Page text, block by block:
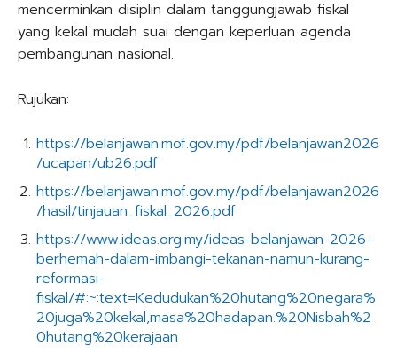
mencerminkan disiplin dalam tanggungjawab fiskal
yang kekal mudah suai dengan keperluan agenda
pembangunan nasional.
Rujukan:
https://belanjawan.mof.gov.my/pdf/belanjawan2026
/ucapan/ub26.pdf
https://belanjawan.mof.gov.my/pdf/belanjawan2026
/hasil/tinjauan_fiskal_2026.pdf
https://www.ideas.org.my/ideas-belanjawan-2026-
berhemah-dalam-imbangi-tekanan-namun-kurang-
reformasi-
fiskal/#:~:text=Kedudukan%20hutang%20negara%
20juga%20kekal,masa%20hadapan.%20Nisbah%2
0hutang%20kerajaan